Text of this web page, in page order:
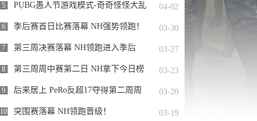
5
PUBG愚人节游戏模式-奇奇怪怪大乱
04-02
6 季后赛首日比赛落幕 NH强势领跑！ 03-30
7
第三周决赛落幕 NH领跑进入季后
03-27
8
第三周周中赛第二日 NH拿下今日榜
03-23
9
后来居上 PeRo反超17夺得第二周周
03-20
10 突围赛落幕 NH领跑晋级！ 03-19